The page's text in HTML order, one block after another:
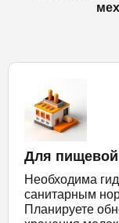
Для
Необходима
санитарным
Планируете